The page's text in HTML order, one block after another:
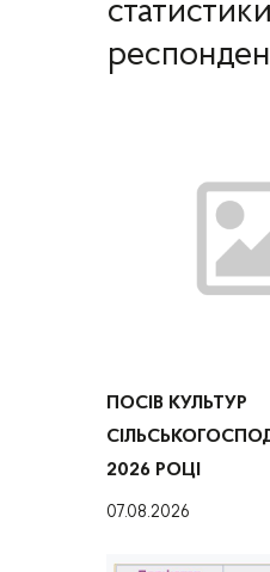
ПОСІВ КУЛЬТУР
2026 РОЦІ
07.08.2026